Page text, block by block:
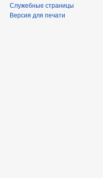
Служебные страницы
Версия для печати